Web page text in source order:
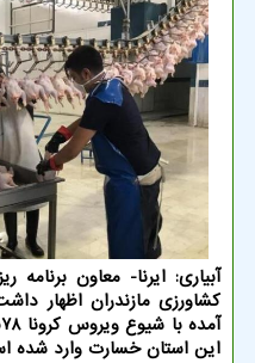
آبیاری: ایرنا- معاون
كشاورزی مازندران اظهار
این استان خسارت وارد شده